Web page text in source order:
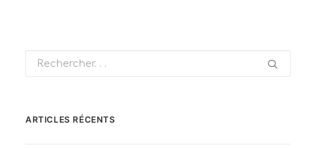
ARTICLES RÉCENTS